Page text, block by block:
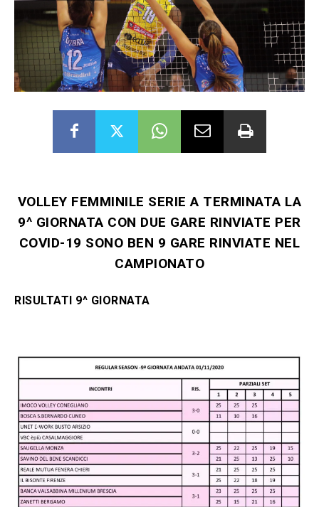
VOLLEY FEMMINILE SERIE A TERMINATA LA
9^ GIORNATA CON DUE GARE RINVIATE PER
COVID-19 SONO BEN 9 GARE RINVIATE NEL
CAMPIONATO
RISULTATI 9^ GIORNATA